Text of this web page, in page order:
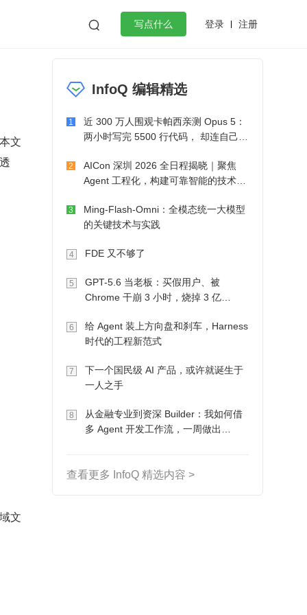
 写点什么 登录 注册
微服务架构 flutter
文
文
InfoQ 编辑精选
1
近 300 万人围观卡帕西亲测 Opus 5：
两小时写完 5500 行代码， 却连自己写
2
AICon 深圳 2026 全日程揭晓｜聚焦
Agent 工程化，构建可靠智能的技术路
3
Ming-Flash-Omni：全模态统一大模型
的关键技术与实践
4 FDE 又不够了
5
GPT-5.6 当老板：买假用户、被
Chrome 干崩 3 小时，烧掉 3 亿
6
给 Agent 装上方向盘和刹车，Harness
时代的工程新范式
7
下一个国民级 AI 产品，或许就诞生于
一人之手
8
从金融专业到资深 Builder：我如何借
多 Agent 开发工作流，一周做出
查看更多 InfoQ 精选内容 >